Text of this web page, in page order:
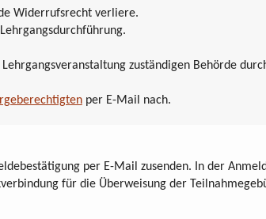
Widerrufsrecht verliere.
zuständigen Behörde
per E-Mail nach.
per E-Mail zusenden. In der
für die Überweisung der